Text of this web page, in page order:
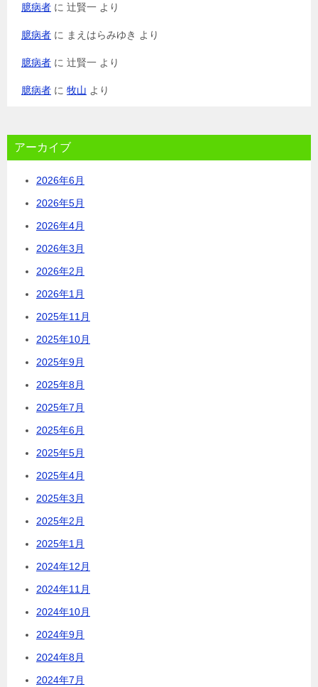
臆病者 に 辻賢一 より
臆病者 に まえはらみゆき より
臆病者 に 辻賢一 より
臆病者 に 牧山 より
アーカイブ
2026年6月
2026年5月
2026年4月
2026年3月
2026年2月
2026年1月
2025年11月
2025年10月
2025年9月
2025年8月
2025年7月
2025年6月
2025年5月
2025年4月
2025年3月
2025年2月
2025年1月
2024年12月
2024年11月
2024年10月
2024年9月
2024年8月
2024年7月